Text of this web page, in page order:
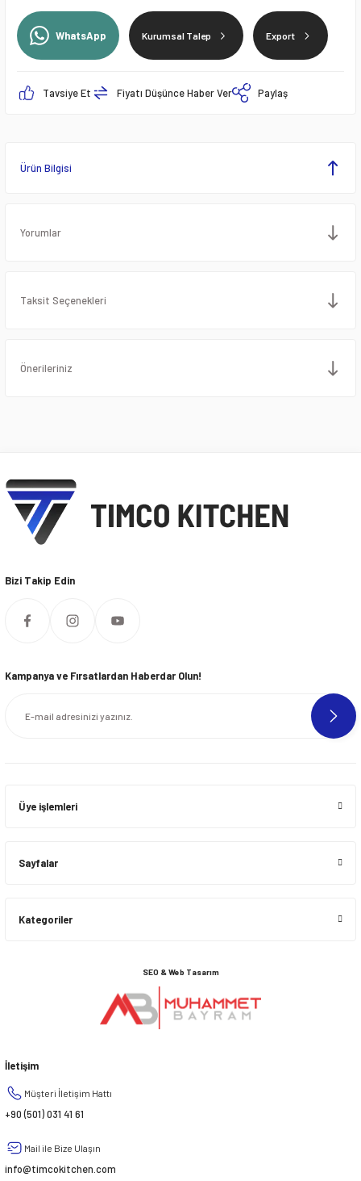
WhatsApp Kurumsal Talep Export
Tavsiye Et Fiyatı Düşünce Haber Ver Paylaş
Ürün Bilgisi
Yorumlar
Taksit Seçenekleri
Önerileriniz
Bizi Takip Edin
Kampanya ve Fırsatlardan Haberdar Olun!
Üye işlemleri
Sayfalar
Kategoriler
SEO & Web Tasarım
İletişim
Müşteri İletişim Hattı
+90 (501) 031 41 61
Mail ile Bize Ulaşın
info@timcokitchen.com